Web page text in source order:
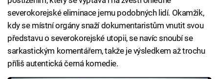
severokorejské eliminace jemu podobných lidí. Okamžik,
kdy se místní orgány snaží dokumentaristům vnutit svou
představu o severokorejské utopii, se navíc snoubí se
sarkastickým komentářem, takže je výsledkem až trochu
příliš autentická černá komedie.